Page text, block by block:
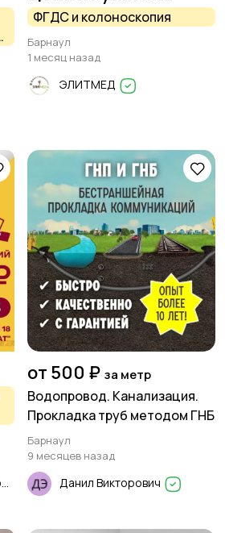
ФГДС и колоноскопия
Барнаул
1 месяц назад
ЭЛИТМЕД
ООО Шипуновский мясокомбинат
от 500 ₽ за метр
Водопровод. Канализация.
Прокладка труб методом ГНБ
Барнаул
9 месяцев назад
Данил Викторович